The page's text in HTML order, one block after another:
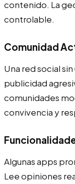
contenido. La
controlable.
Comunidad
Una red social
publicidad
comunidades
convivencia y
Algunas apps
Lee opiniones